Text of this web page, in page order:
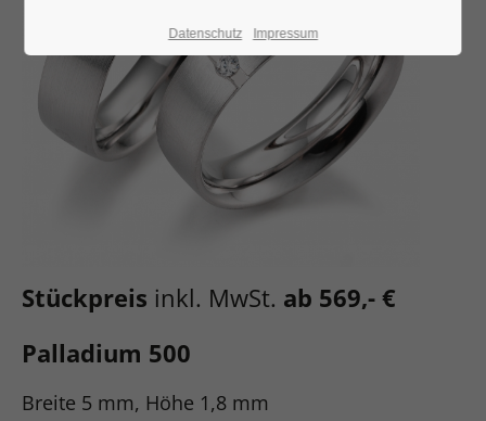
Stückpreis inkl. MwSt. ab 569,- €
Palladium 500
Breite 5 mm, Höhe 1,8 mm
Datenschutz Impressum